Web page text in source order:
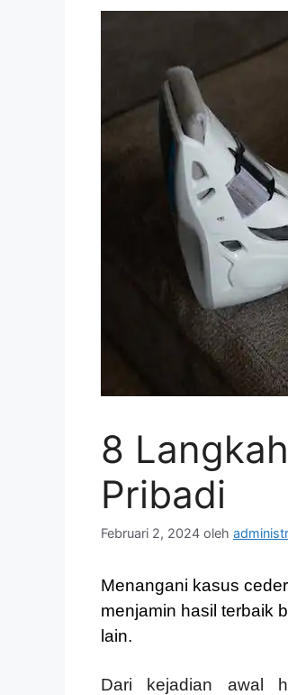
8
Pribadi
Februari 2, 2024 oleh
Menangani kasus
menjamin hasil terbaik
lain.
Dari kejadian awal